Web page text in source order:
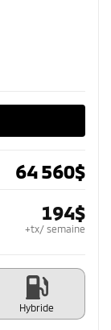
64 560$
194$
+tx/ semaine
Hybride